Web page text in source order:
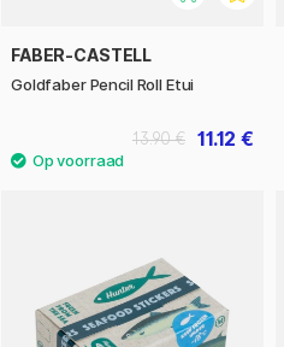
FABER-CASTELL
Goldfaber Pencil Roll Etui
11.12 €
13.90 €